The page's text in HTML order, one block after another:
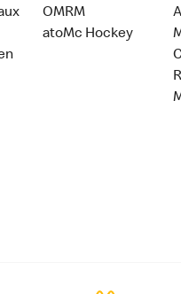
OMRM
atoMc Hockey